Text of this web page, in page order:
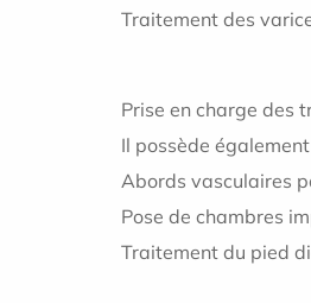
Traitement des
Prise en charge des
Il possède
Abords vasculaires
Pose de chambres
Traitement du pied